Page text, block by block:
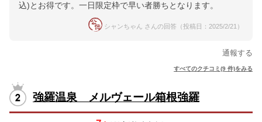
込)とお得です。一日限定枠で早い者勝ちとなります。
シャンちゃん さんの回答（投稿日：2025/2/21）
通報する
すべてのクチコミ(9 件)をみる
強羅温泉 メルヴェール箱根強羅